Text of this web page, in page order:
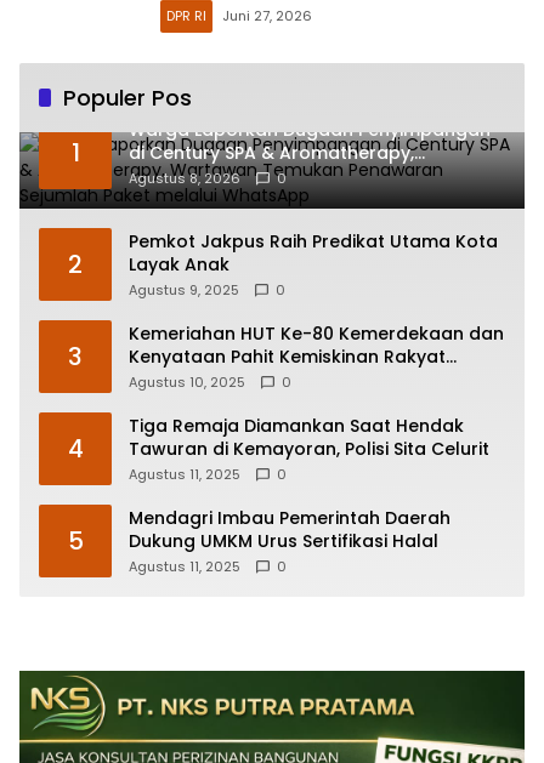
DPR RI Juni 27, 2026
Populer Pos
1
Warga Laporkan Dugaan Penyimpangan
di Century SPA & Aromatherapy,
Wartawan Temukan Penawaran Sejumlah
Paket melalui WhatsApp
Agustus 8, 2026 0
2
Pemkot Jakpus Raih Predikat Utama Kota
Layak Anak
Agustus 9, 2025 0
3
Kemeriahan HUT Ke-80 Kemerdekaan dan
Kenyataan Pahit Kemiskinan Rakyat
Indonesia
Agustus 10, 2025 0
4
Tiga Remaja Diamankan Saat Hendak
Tawuran di Kemayoran, Polisi Sita Celurit
Agustus 11, 2025 0
5
Mendagri Imbau Pemerintah Daerah
Dukung UMKM Urus Sertifikasi Halal
Agustus 11, 2025 0